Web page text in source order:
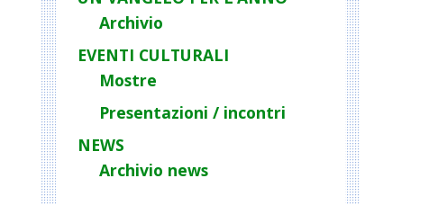
Archivio
EVENTI CULTURALI
Mostre
Presentazioni / incontri
NEWS
Archivio news